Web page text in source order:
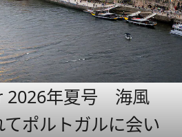
2026年夏号 海風
てポルトガルに会い